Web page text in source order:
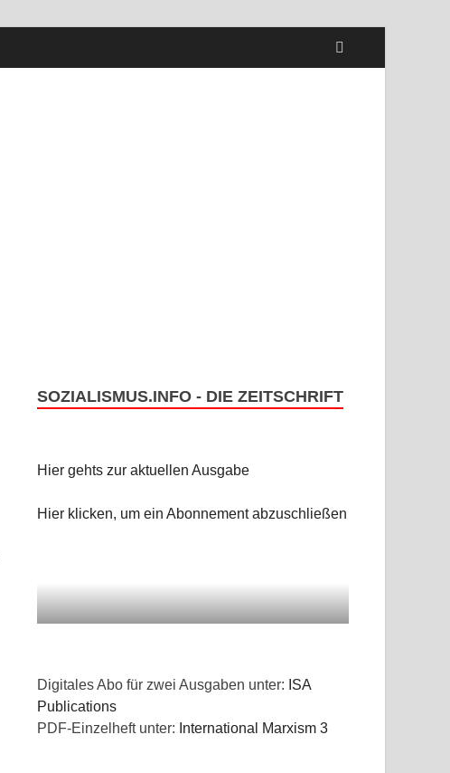
SOZIALISMUS.INFO - DIE ZEITSCHRIFT
Hier gehts zur aktuellen Ausgabe
Hier klicken, um ein Abonnement abzuschließen
Digitales Abo für zwei Ausgaben unter: ISA
Publications
PDF-Einzelheft unter: International Marxism 3